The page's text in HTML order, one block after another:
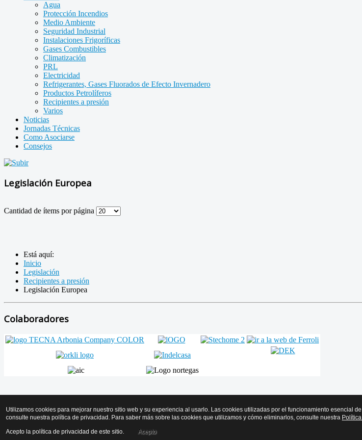
Agua
Protección Incendios
Medio Ambiente
Seguridad Industrial
Instalaciones Frigoríficas
Gases Combustibles
Climatización
PRL
Electricidad
Refrigerantes, Gases Fluorados de Efecto Invernadero
Productos Petrolíferos
Recipientes a presión
Varios
Noticias
Jornadas Técnicas
Como Asociarse
Consejos
Legislación Europea
Cantidad de ítems por página
Está aquí:
Inicio
Legislación
Recipientes a presión
Legislación Europea
Colaboradores
Volver arriba
© 2026 AMICYF - Asociación Mantenedores de Instalaciones de Calor y Frío de Euskadi
Utilizamos cookies para mejorar nuestro sitio web y su experiencia al usarlo. Las cookies utilizadas por el funcionamiento esencial
consulte nuestra política de privacidad. Para saber más sobre las cookies que utilizamos y cómo eliminarlos, consulte nuestra
Acepto la política de privacidad de este sitio. Acepto